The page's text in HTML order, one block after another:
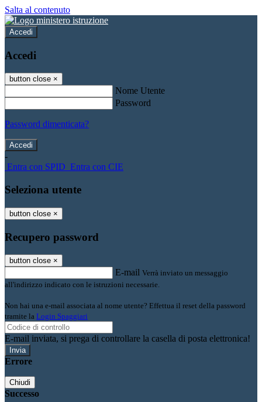
Salta al contenuto
Accedi
Accedi
button close ×
Nome Utente
Password
Password dimenticata?
-
Entra con SPID Entra con CIE
Seleziona utente
button close ×
Recupero password
button close ×
E-mail Verrà inviato un messaggio
all'indirizzo indicato con le istruzioni necessarie.
Non hai una e-mail associata al nome utente? Effettua il reset della password
tramite la Login Spaggiari
E-mail inviata, si prega di controllare la casella di posta elettronica!
Errore
Chiudi
Successo